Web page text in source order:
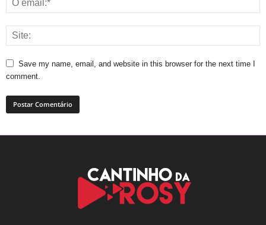
Save my name, email, and website in this browser for the next time I
comment.